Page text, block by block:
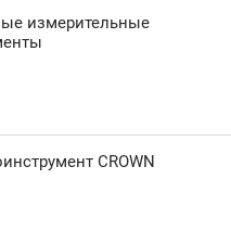
измерительные
CROWN